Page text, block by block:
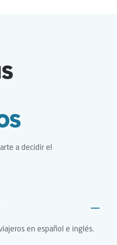
a decidir el
en español e inglés.